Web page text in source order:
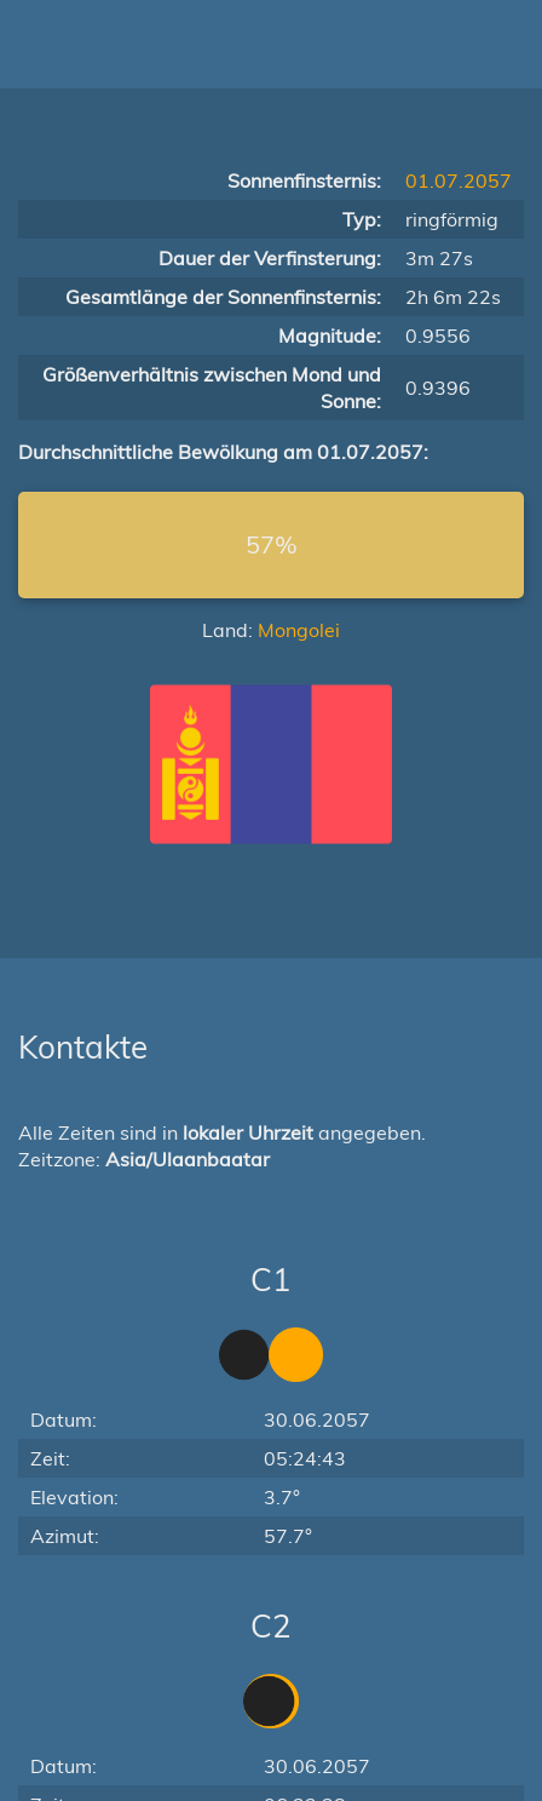
Sonnenfinsternis:
01.07.2057
Typ:
ringförmig
Dauer der Verfinsterung:
3m 27s
Gesamtlänge der Sonnenfinsternis:
2h 6m 22s
Magnitude:
0.9556
Größenverhältnis zwischen Mond und
Sonne:
0.9396
Durchschnittliche Bewölkung am 01.07.2057:
57%
Land: Mongolei
Kontakte
Alle Zeiten sind in lokaler Uhrzeit angegeben.
Zeitzone: Asia/Ulaanbaatar
C1
Datum:
30.06.2057
Zeit:
05:24:43
Elevation:
3.7°
Azimut:
57.7°
C2
Datum:
30.06.2057